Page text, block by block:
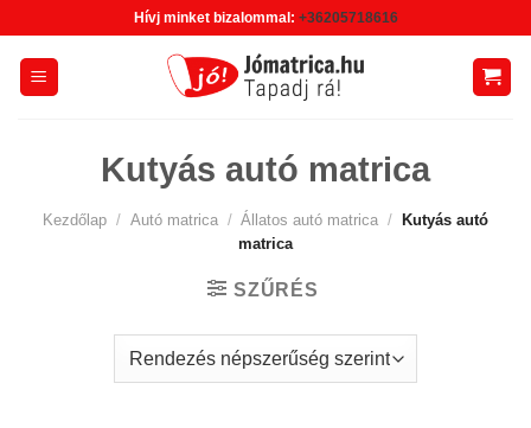
content
Hívj minket bizalommal: +36205718616
Kutyás autó matrica
Kezdőlap / Autó matrica / Állatos autó matrica /
Kutyás autó
matrica
SZŰRÉS